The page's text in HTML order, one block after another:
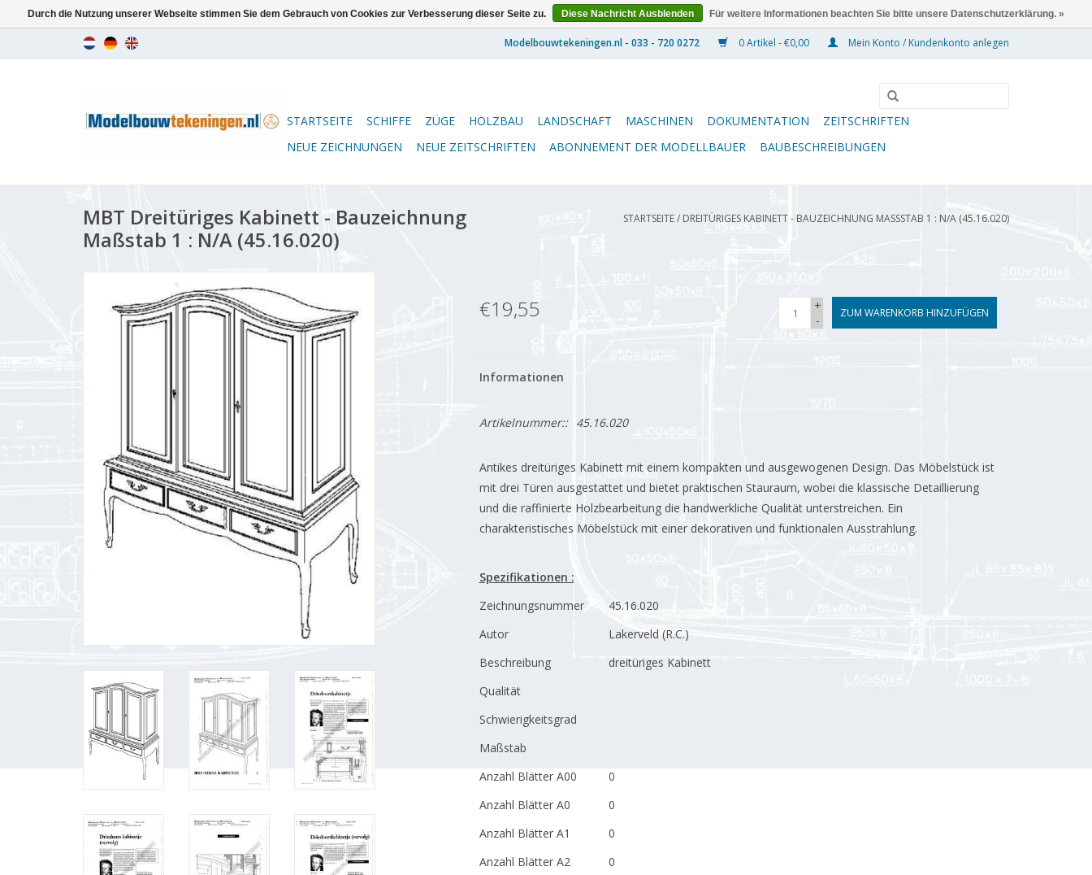
0 Artikel - €0,00 Mein Konto / Kundenkonto anlegen
STARTSEITE SCHIFFE ZÜGE HOLZBAU LANDSCHAFT MASCHINEN DOKUMENTATION
ZEITSCHRIFTEN
NEUE ZEICHNUNGEN
NEUE ZEITSCHRIFTEN ABONNEMENT DER MODELLBAUER BAUBESCHREIBUNGEN
MBT Dreitüriges Kabinett - Bauzeichnung
Maßstab 1 : N/A (45.16.020)
STARTSEITE/ DREITÜRIGES KABINETT - BAUZEICHNUNG MASSSTAB 1 : N/A (45.16.020)
€19,55
+
-
ZUM WARENKORB HINZUFÜGEN
Informationen
Artikelnummer:: 45.16.020
Antikes dreitüriges Kabinett mit einem kompakten und ausgewogenen Design. Das Möbelstück ist
mit drei Türen ausgestattet und bietet praktischen Stauraum, wobei die klassische Detaillierung
und die raffinierte Holzbearbeitung die handwerkliche Qualität unterstreichen. Ein
charakteristisches Möbelstück mit einer dekorativen und funktionalen Ausstrahlung.
Spezifikationen :
Zeichnungsnummer
45.16.020
Autor
Lakerveld (R.C.)
Beschreibung
dreitüriges Kabinett
Qualität
Schwierigkeitsgrad
Maßstab
Anzahl Blätter A00
0
Anzahl Blätter A0
0
Anzahl Blätter A1
0
Anzahl Blätter A2
0
Durch die Nutzung unserer Webseite stimmen Sie dem Gebrauch von Cookies zur Verbesserung dieser Seite zu. Diese Nachricht Ausblenden Für weitere Informationen beachten Sie bitte unsere Datenschutzerklärung. »